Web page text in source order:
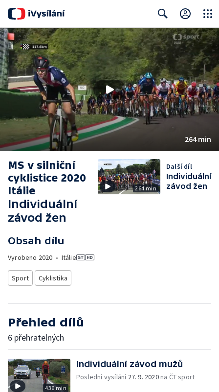
Search Close
264 min
MS v silniční
cyklistice 2020
Itálie
Individuální
závod žen
Obsah dílu
Vyrobeno 2020 • Itálie
Sport Cyklistika
264 min
Další díl
Individuální
závod žen
Přehled dílů
6 přehratelných
436 min
Individuální závod mužů
Poslední vysílání 27. 9. 2020na ČT sport